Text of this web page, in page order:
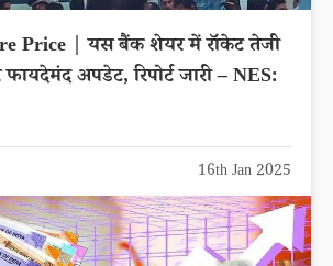
Price | यस बैंक शेयर में रॉकेट तेजी
अपडेट, रिपोर्ट जारी – NES:
16th Jan 2025